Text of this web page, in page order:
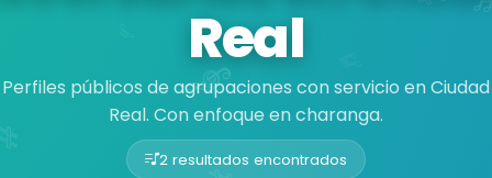
Real
Perfiles públicos de agrupaciones con servicio en Ciudad
Real. Con enfoque en charanga.
2 resultados encontrados